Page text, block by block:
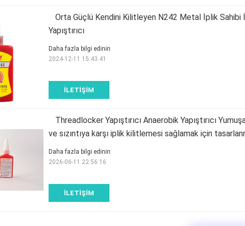
Orta Güçlü Kendini Kilitleyen N242 Metal İplik
Yapıştırıcı
İLETIŞIM
Daha fazla bilgi edinin
2024-12-11 15:43:41
Threadlocker Yapıştırıcı Anaerobik Yapıştırıcı
ve sızıntıya karşı iplik kilitlemesi sağlamak için
İLETIŞIM
Daha fazla bilgi edinin
2026-06-11 22:56:16